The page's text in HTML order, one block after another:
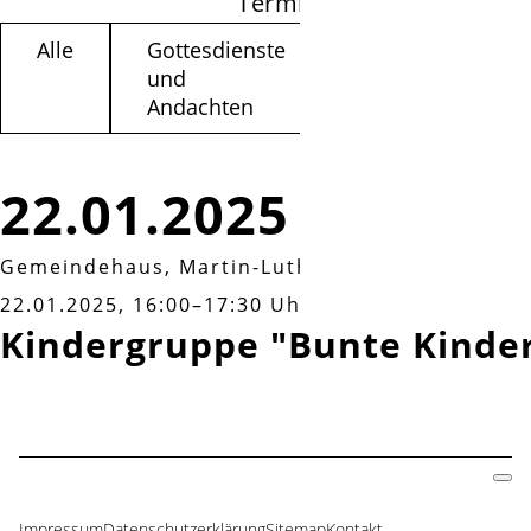
22.01.2025
Alle
Gottesdienste
und
Andachten
Gemeindehaus, Martin-Luther-Weg 3a
22.01.2025, 16:00–17:30 Uhr
Kindergruppe "Bunte